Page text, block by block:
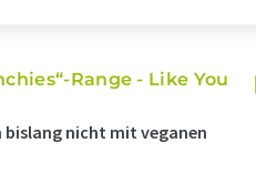
Range - Like You
bislang nicht mit veganen